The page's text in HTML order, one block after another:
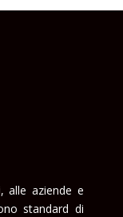
alle aziende e
standard di